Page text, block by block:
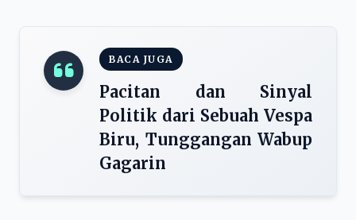
BACA JUGA
Pacitan dan Sinyal
Politik dari Sebuah Vespa
Biru, Tunggangan Wabup
Gagarin